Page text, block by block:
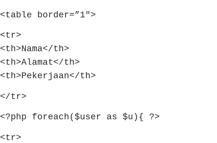
<table border=”1″>
<tr>
<th>Nama</th>
<th>Alamat</th>
<th>Pekerjaan</th>
</tr>
<?php foreach($user as $u){ ?>
<tr>